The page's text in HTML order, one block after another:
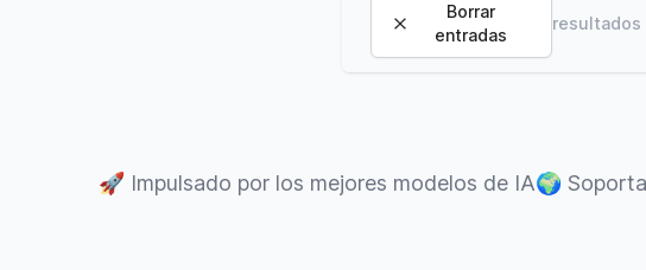
Borrar
entradas
resultados
🚀 Impulsado por los mejores modelos de IA🌍